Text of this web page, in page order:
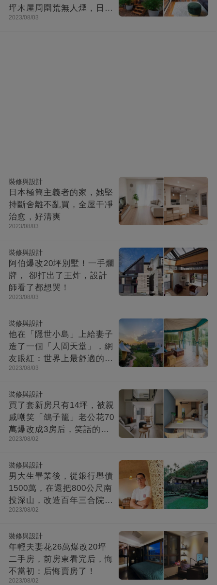
坪木屋周圍荒無人煙，日子
快活似神仙
2023/08/03
裝修與設計
日本極簡主義者的家，她堅
持斷舍離不亂買，全屋干凈
治愈，好清爽
2023/08/03
裝修與設計
阿伯爆改20坪別墅！一手爛
牌， 卻打出了王炸，設計
師看了都想哭！
2023/08/03
裝修與設計
他在「隱世小島」上給妻子
造了一個「人間天堂」，網
友眼紅：世界上最舒適的時
光都在這里
2023/08/03
裝修與設計
買了套新房只有14坪，被親
戚嘲笑「鴿子籠」老公花70
萬爆改成3房后，笑話的親
戚不吭聲了
2023/08/02
裝修與設計
男大生畢業後，從銀行舉債
1500萬，在還把800公尺南
投深山，改造百年三合院，
成「台灣最美民宿」!
2023/08/02
裝修與設計
年輕夫妻花26萬爆改20坪
二手房，前房東看完后，悔
不當初：后悔賣房了！
2023/08/02